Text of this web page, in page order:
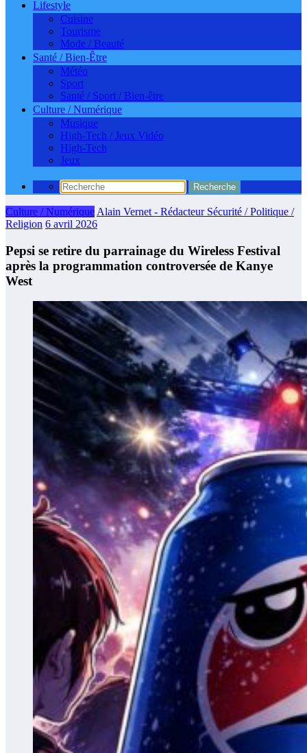
Lifestyle
Cuisine
Tourisme
Mode / Beauté
Santé / Bien-Être
Météo
Sport
Santé / Sport / Bien-être
Culture / Numérique
Musique
High-Tech / Jeux Vidéo
High-Tech
Jeux
Culture / Numérique Alain Vernet - Rédacteur Sécurité / Politique /
Religion 6 avril 2026
Pepsi se retire du parrainage du Wireless Festival
après la programmation controversée de Kanye
West